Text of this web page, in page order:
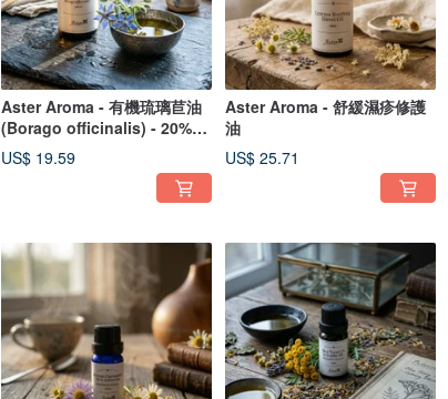
Aster Aroma - 有機琉璃苣油
(Borago officinalis) - 20%
GLA
US$ 19.59
Aster Aroma - 舒緩濕疹修護
油
US$ 25.71